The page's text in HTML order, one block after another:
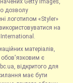
Getty Images,
дозволу
логотипом «Styler»
на
матеріалів,
обов'язковим є
відкритого для
має бути